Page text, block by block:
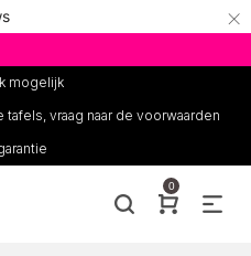
×
mogelijk
vraag naar de voorwaarden
0